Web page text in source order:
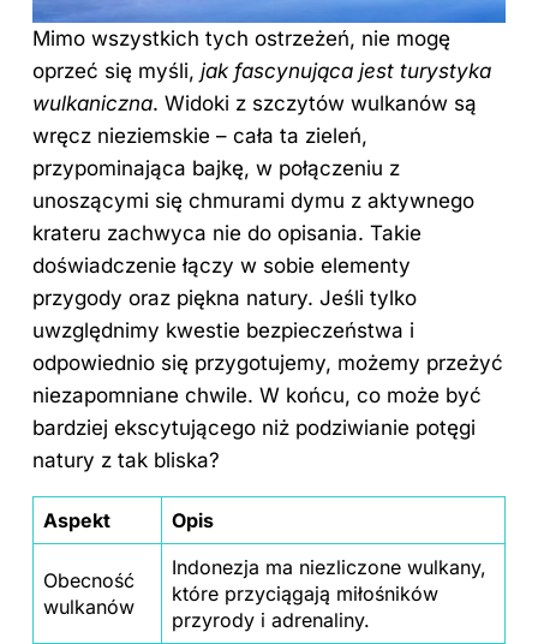
Mimo wszystkich tych ostrzeżeń, nie mogę
oprzeć się myśli, jak fascynująca jest turystyka
wulkaniczna. Widoki z szczytów wulkanów są
wręcz nieziemskie – cała ta zieleń,
przypominająca bajkę, w połączeniu z
unoszącymi się chmurami dymu z aktywnego
krateru zachwyca nie do opisania. Takie
doświadczenie łączy w sobie elementy
przygody oraz piękna natury. Jeśli tylko
uwzględnimy kwestie bezpieczeństwa i
odpowiednio się przygotujemy, możemy przeżyć
niezapomniane chwile. W końcu, co może być
bardziej ekscytującego niż podziwianie potęgi
natury z tak bliska?
Aspekt Opis
Obecność
wulkanów
Indonezja ma niezliczone wulkany,
które przyciągają miłośników
przyrody i adrenaliny.